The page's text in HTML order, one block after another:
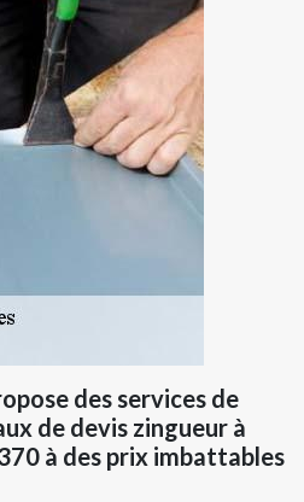
des services de
de devis zingueur à
à des prix imbattables